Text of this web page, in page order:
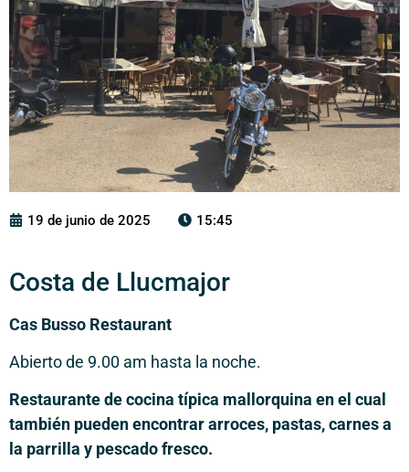
19 de junio de 2025 15:45
Costa de Llucmajor
Cas Busso Restaurant
Abierto de 9.00 am hasta la noche.
Restaurante de cocina típica mallorquina en el cual
también pueden encontrar arroces, pastas, carnes a
la parrilla y pescado fresco.